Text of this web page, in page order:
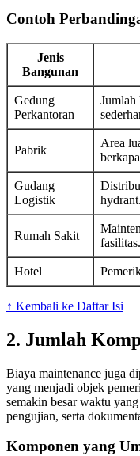
Contoh
Jenis
Bangunan
Gedung
Perkantoran
Jumlah
Pabrik
Area
Gudang
Logistik
hydrant.
Rumah Sakit
fasilitas.
Hotel
↑ Kembali ke Daftar Isi
2. Jumlah
Biaya maintenance juga
yang menjadi objek
semakin besar waktu
pengujian, serta
Komponen yang